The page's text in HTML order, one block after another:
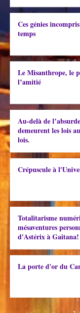
Ces génies
temps
Le Misanthrope, le
l’amitié
Au-delà de
demeurent les lois
lois.
Crépuscule à
Totalitarisme
mésaventures
d'Astérix à Gaitana!
La porte d'or du